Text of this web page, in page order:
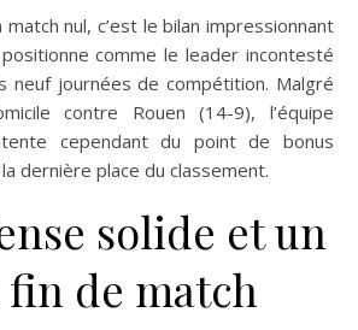
comme le leader incontesté
neuf journées de compétition. Malgré
contre Rouen (14-9), l’équipe
cependant du point de bonus
dernière place du classement.
solide et un
fin de match